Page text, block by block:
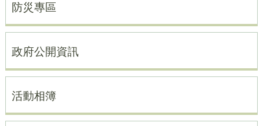
防災專區
政府公開資訊
活動相簿